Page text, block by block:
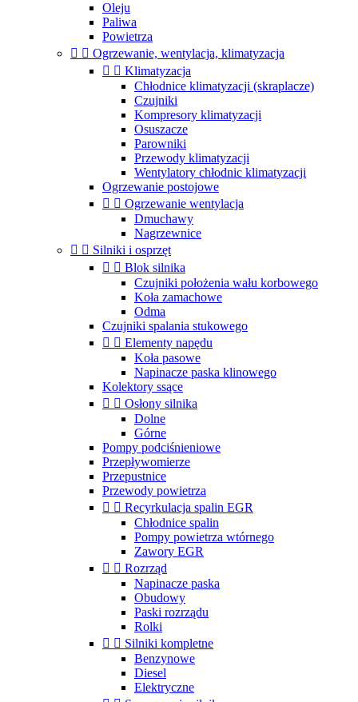
Oleju
Paliwa
Powietrza
  Ogrzewanie, wentylacja, klimatyzacja
  Klimatyzacja
Chłodnice klimatyzacji (skraplacze)
Czujniki
Kompresory klimatyzacji
Osuszacze
Parowniki
Przewody klimatyzacji
Wentylatory chłodnic klimatyzacji
Ogrzewanie postojowe
  Ogrzewanie wentylacja
Dmuchawy
Nagrzewnice
  Silniki i osprzęt
  Blok silnika
Czujniki położenia wału korbowego
Koła zamachowe
Odma
Czujniki spalania stukowego
  Elementy napędu
Koła pasowe
Napinacze paska klinowego
Kolektory ssące
  Osłony silnika
Dolne
Górne
Pompy podciśnieniowe
Przepływomierze
Przepustnice
Przewody powietrza
  Recyrkulacja spalin EGR
Chłodnice spalin
Pompy powietrza wtórnego
Zawory EGR
  Rozrząd
Napinacze paska
Obudowy
Paski rozrządu
Rolki
  Silniki kompletne
Benzynowe
Diesel
Elektryczne